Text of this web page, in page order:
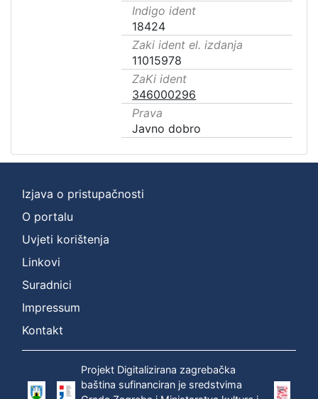
Indigo ident
18424
Zaki ident el. izdanja
11015978
ZaKi ident
346000296
Prava
Javno dobro
Izjava o pristupačnosti
O portalu
Uvjeti korištenja
Linkovi
Suradnici
Impressum
Kontakt
Projekt Digitalizirana zagrebačka
baština sufinanciran je sredstvima